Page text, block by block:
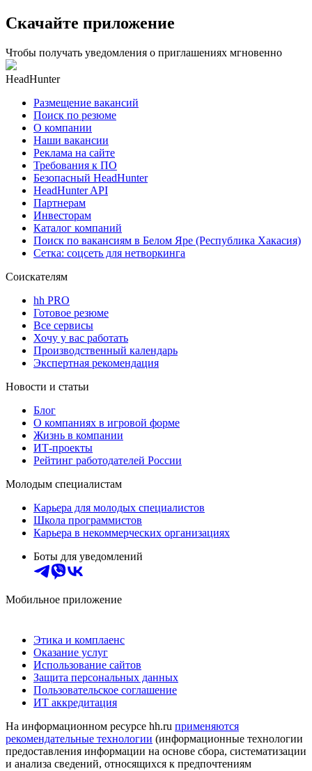
Скачайте приложение
Чтобы получать уведомления о приглашениях мгновенно
HeadHunter
Размещение вакансий
Поиск по резюме
О компании
Наши вакансии
Реклама на сайте
Требования к ПО
Безопасный HeadHunter
HeadHunter API
Партнерам
Инвесторам
Каталог компаний
Поиск по вакансиям в Белом Яре (Республика Хакасия)
Сетка: соцсеть для нетворкинга
Соискателям
hh PRO
Готовое резюме
Все сервисы
Хочу у вас работать
Производственный календарь
Экспертная рекомендация
Новости и статьи
Блог
О компаниях в игровой форме
Жизнь в компании
ИТ-проекты
Рейтинг работодателей России
Молодым специалистам
Карьера для молодых специалистов
Школа программистов
Карьера в некоммерческих организациях
Боты для уведомлений
Мобильное приложение
Этика и комплаенс
Оказание услуг
Использование сайтов
Защита персональных данных
Пользовательское соглашение
ИТ аккредитация
На информационном ресурсе hh.ru применяются
рекомендательные технологии (информационные технологии
предоставления информации на основе сбора, систематизации
и анализа сведений, относящихся к предпочтениям